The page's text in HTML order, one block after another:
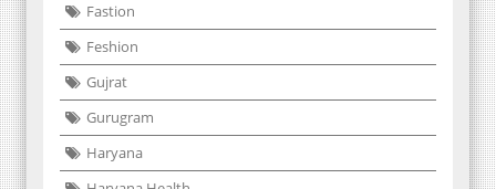
Fastion
Feshion
Gujrat
Gurugram
Haryana